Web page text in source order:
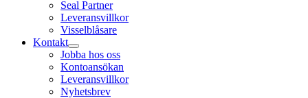
Seal Partner
Leveransvillkor
Visselblåsare
Kontakt
Jobba hos oss
Kontoansökan
Leveransvillkor
Nyhetsbrev